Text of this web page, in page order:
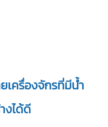
ครื่องจักรที่มีน้ำ
งได้ดี